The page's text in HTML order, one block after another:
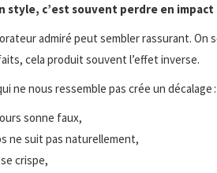
style, c’est souvent perdre en impact
admiré peut sembler rassurant. On
cela produit souvent l’effet inverse.
ne nous ressemble pas crée un décalage :
sonne faux,
ne suit pas naturellement,
crispe,